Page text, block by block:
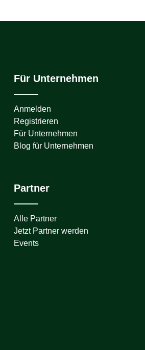
Für Unternehmen
Anmelden
Registrieren
Für Unternehmen
Blog für Unternehmen
Partner
Alle Partner
Jetzt Partner werden
Events